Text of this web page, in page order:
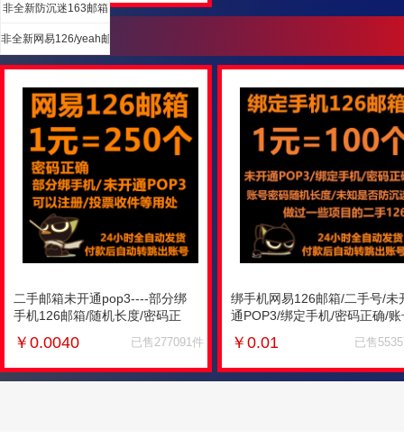
非全新防沉迷163邮箱
非全新网易126/yeah邮箱栏
二手邮箱未开通pop3----部分绑
手机126邮箱/随机长度/密码正
包密码正确（不包能登上邮箱）
￥ 0.0040 已售277091件
绑手机网易126邮箱/二手号/未
通POP3/绑定手机/密码正确/账
号可能登不上邮箱存在风险
￥0.01 已售